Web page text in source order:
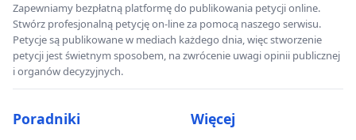
Zapewniamy bezpłatną platformę do publikowania petycji online.
Stwórz profesjonalną petycję on-line za pomocą naszego serwisu.
Petycje są publikowane w mediach każdego dnia, więc stworzenie
petycji jest świetnym sposobem, na zwrócenie uwagi opinii publicznej
i organów decyzyjnych.
Poradniki Więcej